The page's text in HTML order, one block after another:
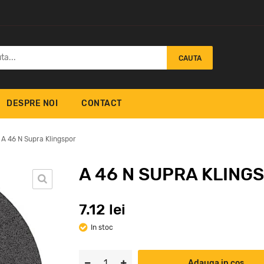
CAUTA
DESPRE NOI CONTACT
A 46 N Supra Klingspor
A 46 N SUPRA
7.12 lei
In stoc
Klingspor A 660 R Supra Klingspor